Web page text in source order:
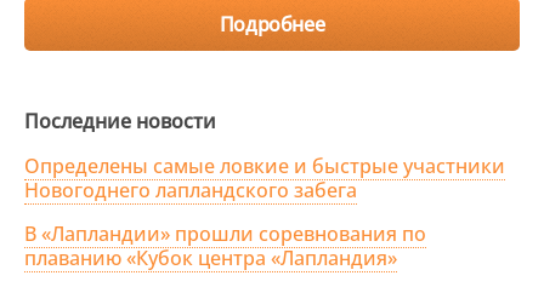
Подробнее
Последние новости
Определены самые ловкие и быстрые участники
Новогоднего лапландского забега
В «Лапландии» прошли соревнования по
плаванию «Кубок центра «Лапландия»